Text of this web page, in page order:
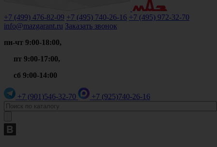
+7 (499) 476-82-09 +7 (495) 740-26-16 +7 (495) 972-32-70
info@mazgarant.ru Заказать звонок
пн-чт 9:00-18:00,
пт 9:00-17:00,
сб 9:00-14:00
+7 (901)546-32-70 +7 (925)740-26-16